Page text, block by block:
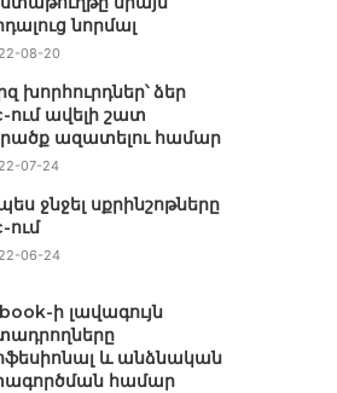
նորմալ
08-20
խորհուրդներ՝ ձեր
ում ավելի շատ
ազատելու համար
07-24
ջնջել սքրինշոթները
ում
06-24
ի լավագույն
և անձնական
համար